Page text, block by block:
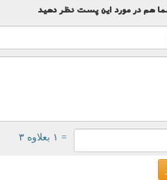
همدر مورد این پستنظر دهید
= ۱ بعلاوه ۳